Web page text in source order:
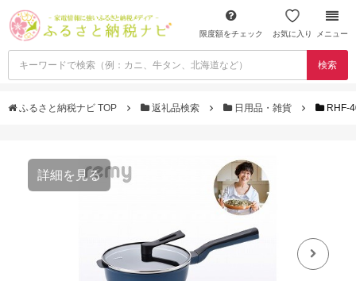
限度額をチェック お気に入り メニュー
検索
ふるさと納税ナビ TOP 返礼品検索 日用品・雑貨 RHF-
詳細を見る